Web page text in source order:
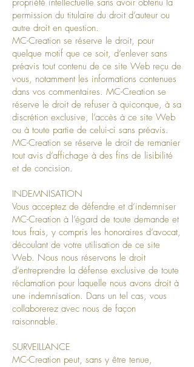
propriété intellectuelle sans avoir obtenu la
permission du titulaire du droit d’auteur ou
autre droit en question.
MC-Creation se réserve le droit, pour
quelque motif que ce soit, d’enlever sans
préavis tout contenu de ce site Web reçu de
vous, notamment les informations contenues
dans vos commentaires. MC-Creation se
réserve le droit de refuser à quiconque, à sa
discrétion exclusive, l’accès à ce site Web
ou à toute partie de celui-ci sans préavis.
MC-Creation se réserve le droit de remanier
tout avis d’affichage à des fins de lisibilité
et de concision.
INDEMNISATION
Vous acceptez de défendre et d’indemniser
MC-Creation à l’égard de toute demande et
tous frais, y compris les honoraires d’avocat,
découlant de votre utilisation de ce site
Web. Nous nous réservons le droit
d’entreprendre la défense exclusive de toute
réclamation pour laquelle nous avons droit à
une indemnisation. Dans un tel cas, vous
collaborerez avec nous de façon
raisonnable.
SURVEILLANCE
MC-Creation peut, sans y être tenue,